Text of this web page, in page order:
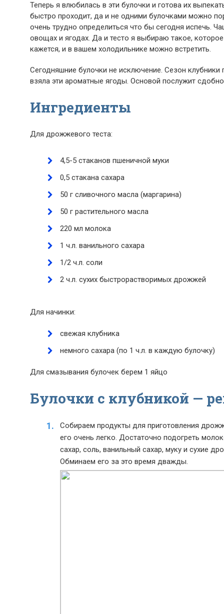
Теперь я влюбилась в эти булочки и готова их
быстро проходит, да и не одними булочками можно
очень трудно определиться что бы сегодня испечь.
овощах и ягодах. Да и тесто я выбираю такое,
кажется, и в вашем холодильнике можно встретить.
Сегодняшние булочки не исключение. Сезон клубники
взяла эти ароматные ягоды. Основой послужит
Ингредиенты
Для дрожжевого теста:
4,5-5 стаканов пшеничной муки
0,5 стакана сахара
50 г сливочного масла (маргарина)
50 г растительного масла
220 мл молока
1 ч.л. ванильного сахара
1/2 ч.л. соли
2 ч.л. сухих быстрорастворимых дрожжей
Для начинки:
свежая клубника
немного сахара (по 1 ч.л. в каждую булочку)
Для смазывания булочек берем 1 яйцо
Булочки с клубникой —
Собираем продукты для приготовления
его очень легко. Достаточно подогреть
сахар, соль, ванильный сахар, муку и сухие
Обминаем его за это время дважды.